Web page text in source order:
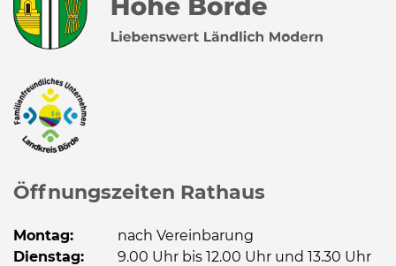
Öffnungszeiten Rathaus
Montag:
nach Vereinbarung
Dienstag:
9.00 Uhr bis 12.00 Uhr und 13.30 Uhr